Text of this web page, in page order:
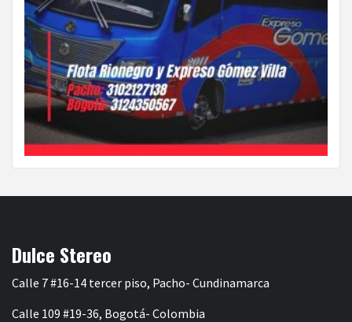
Dulce Stereo
Calle 7 #16-14 tercer piso, Pacho- Cundinamarca
Calle 109 #19-36, Bogotá- Colombia